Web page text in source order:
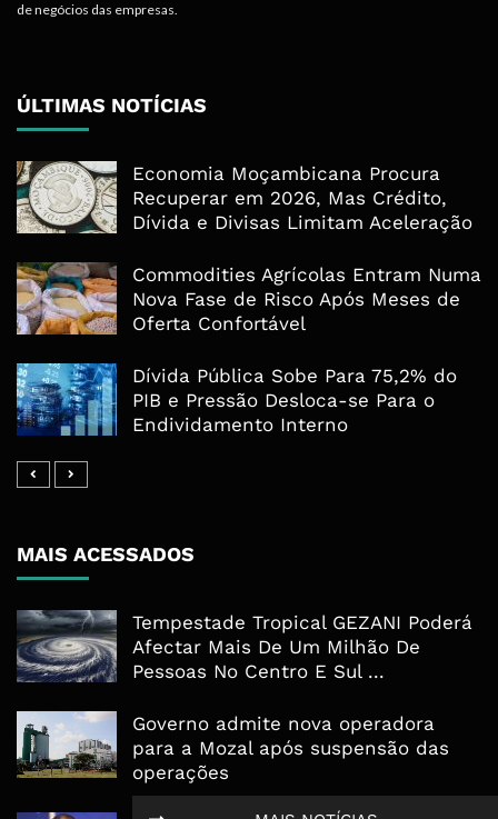
de negócios das empresas.
ÚLTIMAS NOTÍCIAS
Economia Moçambicana Procura
Recuperar em 2026, Mas Crédito,
Dívida e Divisas Limitam Aceleração
Commodities Agrícolas Entram Numa
Nova Fase de Risco Após Meses de
Oferta Confortável
Dívida Pública Sobe Para 75,2% do
PIB e Pressão Desloca-se Para o
Endividamento Interno
MAIS ACESSADOS
Tempestade Tropical GEZANI Poderá
Afectar Mais De Um Milhão De
Pessoas No Centro E Sul ...
Governo admite nova operadora
para a Mozal após suspensão das
operações